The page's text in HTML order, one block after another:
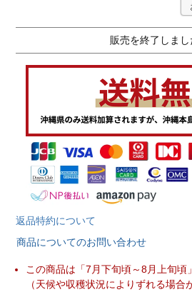
販売を終了しまし
返品特約について
商品についてのお問い合わせ
この商品は「7月下旬頃～8月上旬頃
（天候や収穫状況によりずれる場合